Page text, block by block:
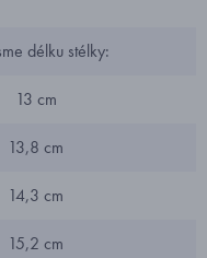
délku stélky:
13 cm
13,8 cm
14,3 cm
15,2 cm